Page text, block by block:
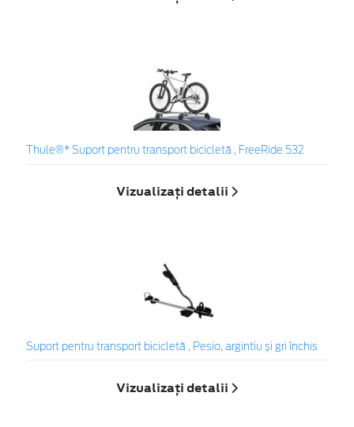
Thule®* Suport pentru transport bicicletă , FreeRide 532
Vizualizați detalii
Suport pentru transport bicicletă , Pesio, argintiu și gri închis
Vizualizați detalii